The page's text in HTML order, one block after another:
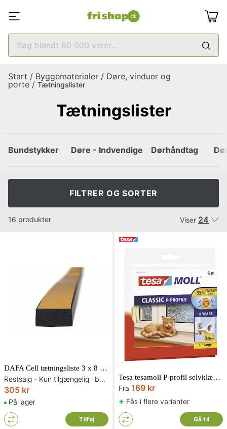
Start / Byggematerialer / Døre, vinduer og
porte / Tætningslister
Tætningslister
Bundstykker Døre - Indvendige Dørhåndtag
FILTRER OG SORTER
16 produkter Viser 24
DAFA Cell tætningsliste 3 x 8 mm 150 meter
Restsalg - Kun tilgængelig i begrænset antal og så længe lager haves
305 kr
På lager
Tilføj
Tesa tesamoll P-profil selvklæbende tætningsliste vinduer og døre
Fra 169 kr
+ Fås i flere varianter
Gå til